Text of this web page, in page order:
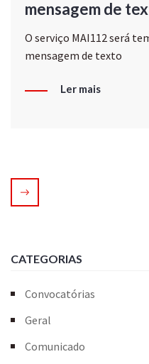
mensagem de
O serviço MAI112 será
mensagem de texto
Ler mais
CATEGORIAS
Convocatórias
Geral
Comunicado